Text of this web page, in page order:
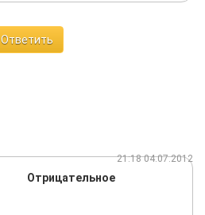
Ответить
21:18 04.07.2012
Отрицательное